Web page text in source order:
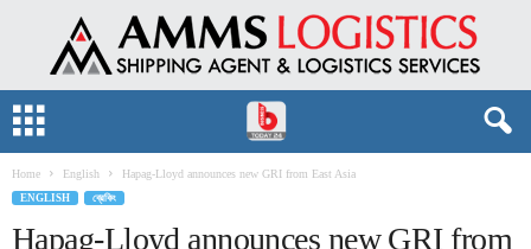
Home English Hapag-Lloyd announces new GRI from East Asia
ENGLISH ব্রেকিং
Hapag-Lloyd announces new GRI from